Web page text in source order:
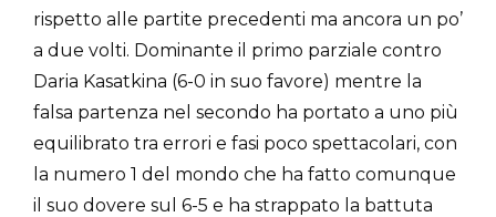
rispetto alle partite precedenti ma ancora un po’
a due volti. Dominante il primo parziale contro
Daria Kasatkina (6-0 in suo favore) mentre la
falsa partenza nel secondo ha portato a uno più
equilibrato tra errori e fasi poco spettacolari, con
la numero 1 del mondo che ha fatto comunque
il suo dovere sul 6-5 e ha strappato la battuta